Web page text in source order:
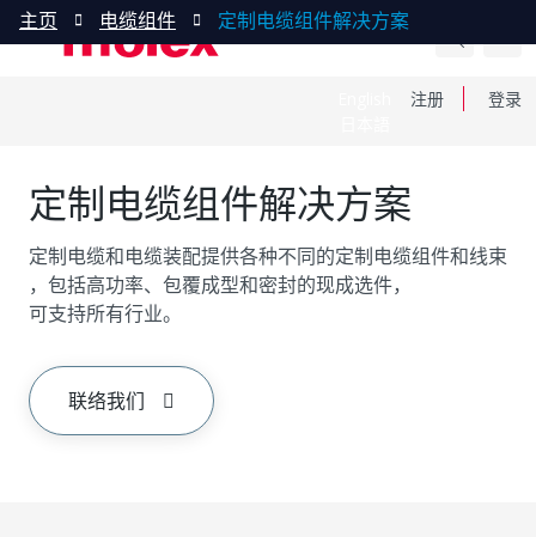
注册 登录
主页 电缆组件 定制电缆组件解决方案
定制电缆组件解决方案
定制电缆和电缆装配提供各种不同的定制电缆组件和线束
，包括高功率、包覆成型和密封的现成选件，
可支持所有行业。
联络我们